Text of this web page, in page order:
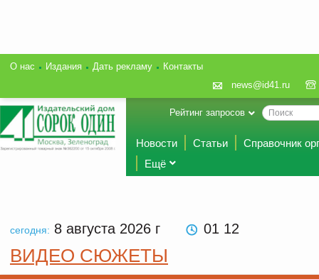
О нас Издания Дать рекламу
Контакты
news@id41.ru
Рейтинг запросов
Новости Статьи
Справочник
Ещё
сегодня: 8 августа 2026 г 01 12
ВИДЕО СЮЖЕТЫ